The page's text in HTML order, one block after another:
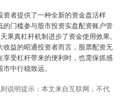
者提供了一种全新的资金盘活样
门槛参与股市投资实盘配资账户管
果真杠杆机制进步了资金使用效果。
益的昭通投资者而言，股票配资无
受杠杆带来的便利时，也需保抓感
中行稳致远。
说明提示：本文来自互联网，不代